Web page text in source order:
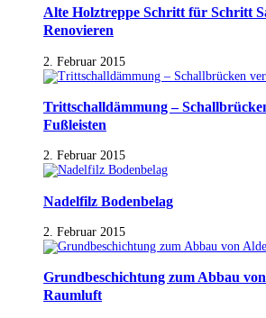
Alte Holztreppe Schritt für Schritt
Renovieren
2. Februar 2015
Trittschalldämmung –
Fußleisten
2. Februar 2015
Nadelfilz Bodenbelag
2. Februar 2015
Grundbeschichtung zum Abbau
Raumluft